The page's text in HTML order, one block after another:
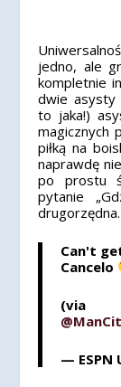
jedno, ale
kompletnie
dwie asysty
to jaka!)
magicznych
piłką na
naprawdę
po prostu
pytanie
drugorzędna.
Can't
Cancelo
(via
— ESPN